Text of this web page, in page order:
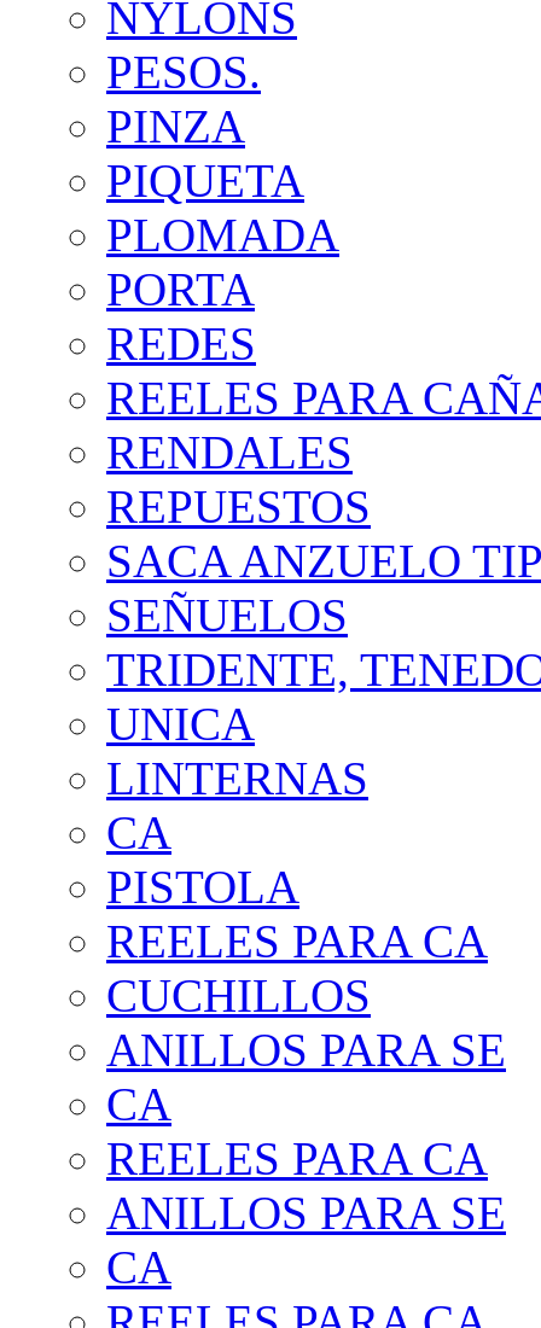
NYLONS
PESOS.
PINZA
PIQUETA
PLOMADA
PORTA
REDES
REELES PARA
RENDALES
REPUESTOS
SACA ANZUELO
SEÑUELOS
TRIDENTE,
UNICA
LINTERNAS
CA
PISTOLA
REELES PARA CA
CUCHILLOS
ANILLOS PARA SE
CA
REELES PARA CA
ANILLOS PARA SE
CA